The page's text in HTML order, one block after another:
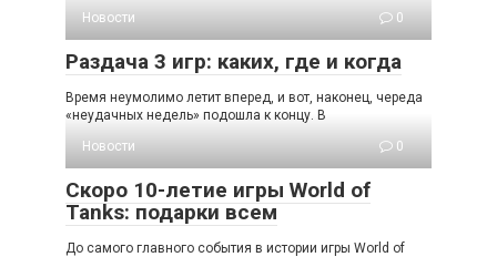
Новости
0
Раздача 3 игр: каких, где и когда
Время неумолимо летит вперед, и вот, наконец, череда
«неудачных недель» подошла к концу. В
Новости
0
Скоро 10-летие игры World of
Tanks: подарки всем
До самого главного события в истории игры World of